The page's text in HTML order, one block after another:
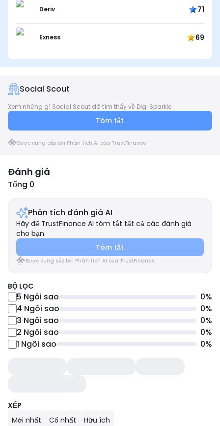
Deriv 71
Exness 69
Social Scout
Xem những gì Social Scout đã tìm thấy về Digi Sparkle
Tóm tắt
Được cung cấp bởi Phân tích AI của TrustFinance
Đánh giá
Tổng 0
Phân tích đánh giá AI
Hãy để TrustFinance AI tóm tắt tất cả các đánh giá
cho bạn.
Tóm tắt
Được cung cấp bởi Phân tích AI của TrustFinance
BỘ LỌC
5 Ngôi sao 0%
4 Ngôi sao 0%
3 Ngôi sao 0%
2 Ngôi sao 0%
1 Ngôi sao 0%
XẾP
Mới nhất
Cổ nhất Hữu ích